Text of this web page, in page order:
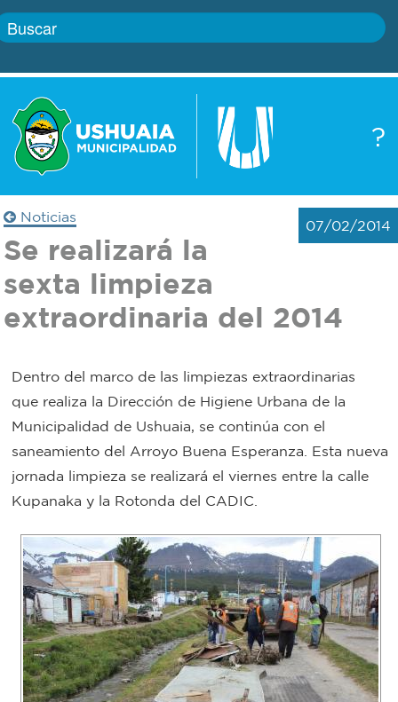
?
Boletín
Defensa
civil
Zoonosis
Bromatología
Rentas
Mi
bondi
Boleto
estudiantil
Gobierno
Trámites
Transparencia
Correo
Personal
municipal
Noticias
07/02/2014
Se realizará la
sexta limpieza
extraordinaria del 2014
Dentro del marco de las limpiezas extraordinarias
que realiza la Dirección de Higiene Urbana de la
Municipalidad de Ushuaia, se continúa con el
saneamiento del Arroyo Buena Esperanza. Esta nueva
jornada limpieza se realizará el viernes entre la calle
Kupanaka y la Rotonda del CADIC.